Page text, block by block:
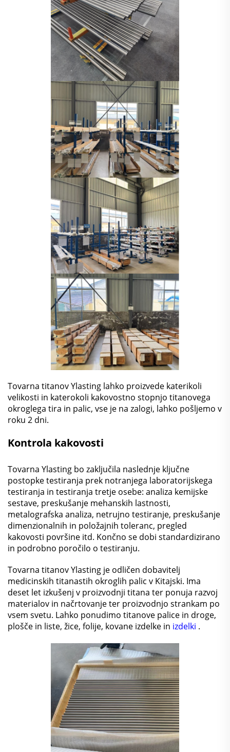
Tovarna titanov Ylasting lahko proizvede katerikoli
velikosti in katerokoli kakovostno stopnjo titanovega
okroglega tira in palic, vse je na zalogi, lahko pošljemo v
roku 2 dni.
Kontrola kakovosti
Tovarna Ylasting bo zaključila naslednje ključne
postopke testiranja prek notranjega laboratorijskega
testiranja in testiranja tretje osebe: analiza kemijske
sestave, preskušanje mehanskih lastnosti,
metalografska analiza, netrujno testiranje, preskušanje
dimenzionalnih in položajnih toleranc, pregled
kakovosti površine itd. Končno se dobi standardizirano
in podrobno poročilo o testiranju.
Tovarna titanov Ylasting je odličen dobavitelj
medicinskih titanastih okroglih palic v Kitajski. Ima
deset let izkušenj v proizvodnji titana ter ponuja razvoj
materialov in načrtovanje ter proizvodnjo strankam po
vsem svetu. Lahko ponudimo titanove palice in droge,
plošče in liste, žice, folije, kovane izdelke in izdelki .